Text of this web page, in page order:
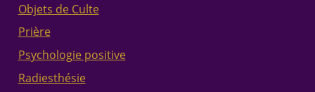
Objets de Culte
Prière
Psychologie positive
Radiesthésie